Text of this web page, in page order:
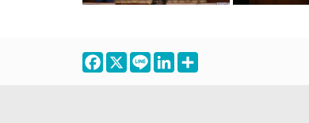
Facebook
X Line LinkedIn